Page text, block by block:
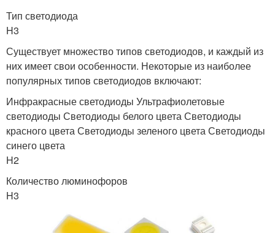
Тип светодиода
H3
Существует множество типов светодиодов, и каждый из
них имеет свои особенности. Некоторые из наиболее
популярных типов светодиодов включают:
Инфракрасные светодиоды Ультрафиолетовые
светодиоды Светодиоды белого цвета Светодиоды
красного цвета Светодиоды зеленого цвета Светодиоды
синего цвета
H2
Количество люминофоров
H3